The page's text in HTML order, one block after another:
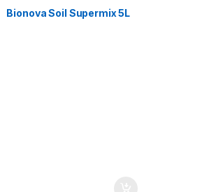
Bionova Soil Supermix 5L